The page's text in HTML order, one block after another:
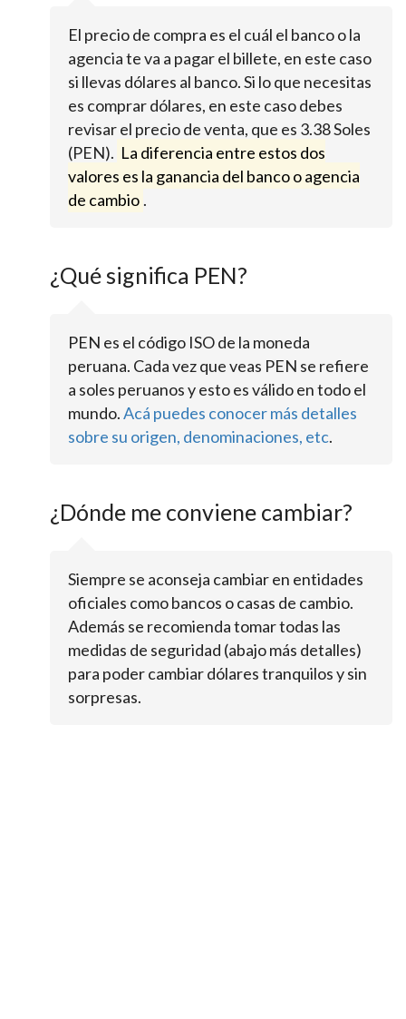
El precio de compra es el cuál el banco o la
agencia te va a pagar el billete, en este caso
si llevas dólares al banco. Si lo que necesitas
es comprar dólares, en este caso debes
revisar el precio de venta, que es 3.38 Soles
(PEN). La diferencia entre estos dos
valores es la ganancia del banco o agencia
de cambio .
¿Qué significa PEN?
PEN es el código ISO de la moneda
peruana. Cada vez que veas PEN se refiere
a soles peruanos y esto es válido en todo el
mundo.Acá puedes conocer más detalles
sobre su origen, denominaciones, etc.
¿Dónde me conviene cambiar?
Siempre se aconseja cambiar en entidades
oficiales como bancos o casas de cambio.
Además se recomienda tomar todas las
medidas de seguridad (abajo más detalles)
para poder cambiar dólares tranquilos y sin
sorpresas.